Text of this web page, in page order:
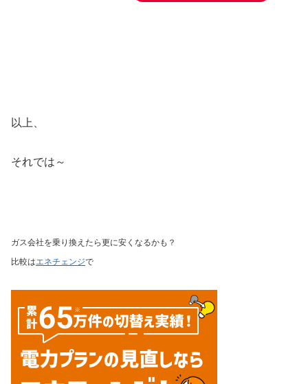
以上、
それでは～
ガス会社を乗り換えたら更に安くなるかも？
比較はエネチェンジで